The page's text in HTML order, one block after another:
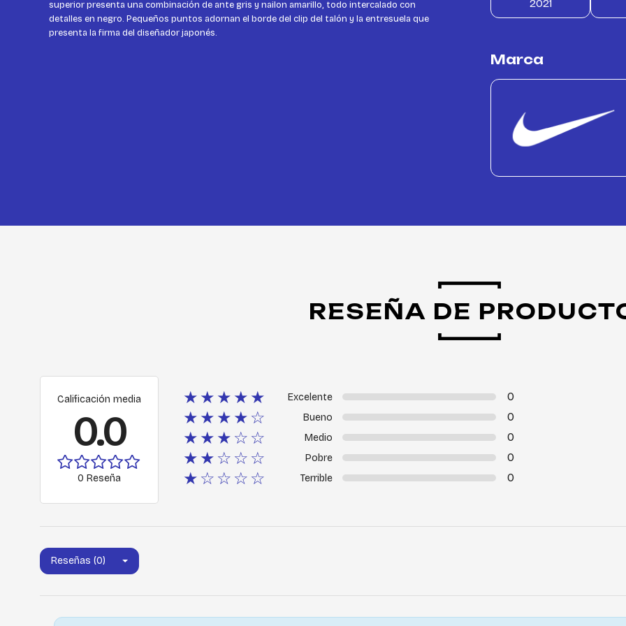
superior presenta una combinación de ante gris y nailon amarillo, todo intercalado con
detalles en negro. Pequeños puntos adornan el borde del clip del talón y la entresuela que
presenta la firma del diseñador japonés.
2021
Marca
RESEÑA DE
Calificación media
0.0
0 Reseña
★★★★★ Excelente 0
★★★★☆ Bueno 0
★★★☆☆ Medio 0
★★☆☆☆ Pobre 0
★☆☆☆☆ Terrible 0
Reseñas (0)